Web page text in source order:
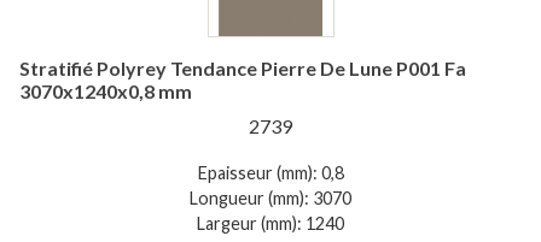
Stratifié Polyrey Tendance Pierre De Lune P001 Fa
3070x1240x0,8 mm
2739
Epaisseur (mm): 0,8
Longueur (mm): 3070
Largeur (mm): 1240